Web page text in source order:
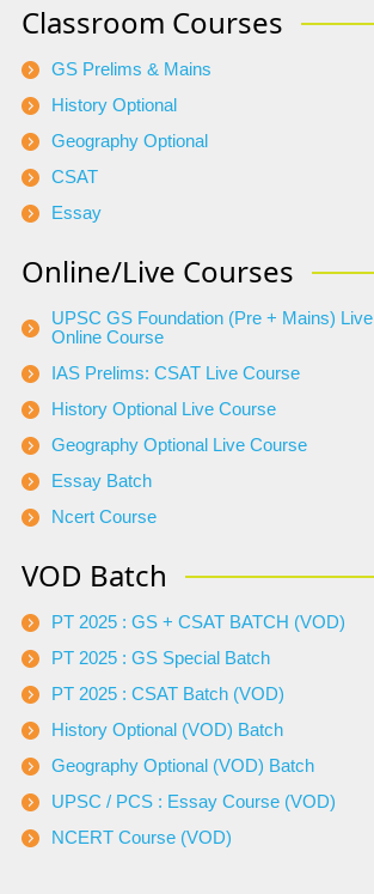
Classroom Courses
GS Prelims & Mains
History Optional
Geography Optional
CSAT
Essay
Online/Live Courses
UPSC GS Foundation (Pre + Mains) Live
Online Course
IAS Prelims: CSAT Live Course
History Optional Live Course
Geography Optional Live Course
Essay Batch
Ncert Course
VOD Batch
PT 2025 : GS + CSAT BATCH (VOD)
PT 2025 : GS Special Batch
PT 2025 : CSAT Batch (VOD)
History Optional (VOD) Batch
Geography Optional (VOD) Batch
UPSC / PCS : Essay Course (VOD)
NCERT Course (VOD)